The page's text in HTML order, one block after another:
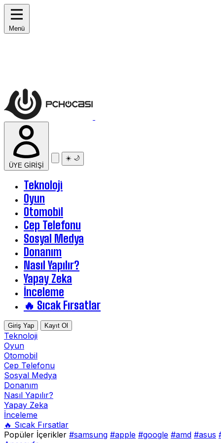
Menü
ÜYE GİRİŞİ
☀️ 🌙
Teknoloji
Oyun
Otomobil
Cep Telefonu
Sosyal Medya
Donanım
Nasıl Yapılır?
Yapay Zeka
İnceleme
🔥 Sıcak Fırsatlar
Giriş Yap Kayıt Ol
Teknoloji
Oyun
Otomobil
Cep Telefonu
Sosyal Medya
Donanım
Nasıl Yapılır?
Yapay Zeka
İnceleme
🔥 Sıcak Fırsatlar
Popüler İçerikler #samsung #apple #google #amd #asus